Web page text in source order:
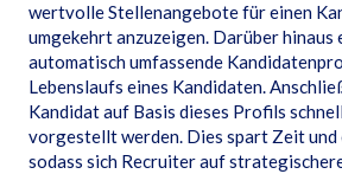
wertvolle Stellenangebote für einen
umgekehrt anzuzeigen. Darüber
automatisch umfassende
Lebenslaufs eines Kandidaten.
Kandidat auf Basis dieses Profils
vorgestellt werden. Dies spart Zeit
sodass sich Recruiter auf